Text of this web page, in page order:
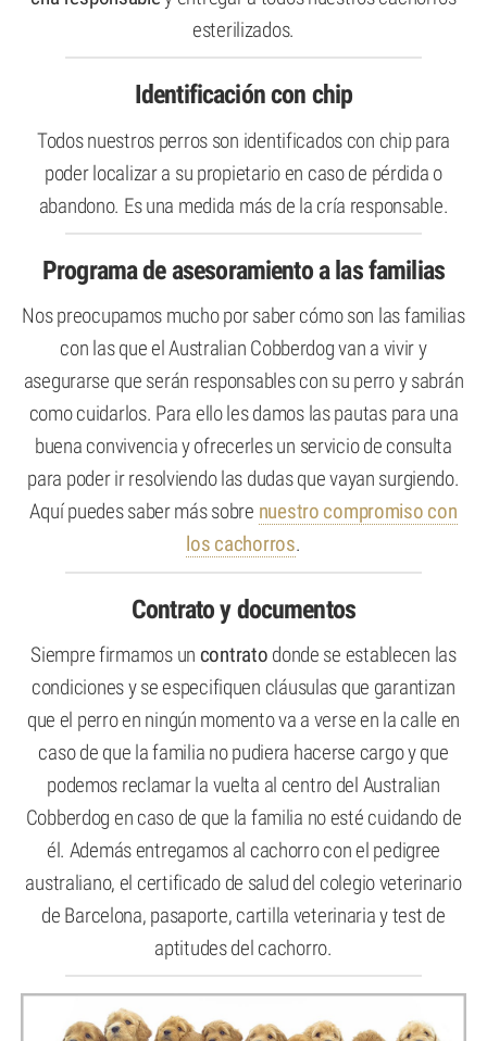
esterilizados.
Identificación con chip
Todos nuestros perros son identificados con chip para
poder localizar a su propietario en caso de pérdida o
abandono. Es una medida más de la cría responsable.
Programa de asesoramiento a las familias
Nos preocupamos mucho por saber cómo son las familias
con las que el Australian Cobberdog van a vivir y
asegurarse que serán responsables con su perro y sabrán
como cuidarlos. Para ello les damos las pautas para una
buena convivencia y ofrecerles un servicio de consulta
para poder ir resolviendo las dudas que vayan surgiendo.
Aquí puedes saber más sobre nuestro compromiso con
los cachorros.
Contrato y documentos
Siempre firmamos un contrato donde se establecen las
condiciones y se especifiquen cláusulas que garantizan
que el perro en ningún momento va a verse en la calle en
caso de que la familia no pudiera hacerse cargo y que
podemos reclamar la vuelta al centro del Australian
Cobberdog en caso de que la familia no esté cuidando de
él. Además entregamos al cachorro con el pedigree
australiano, el certificado de salud del colegio veterinario
de Barcelona, pasaporte, cartilla veterinaria y test de
aptitudes del cachorro.